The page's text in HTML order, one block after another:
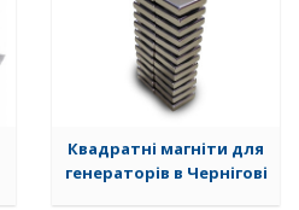
Квадратні магніти для
генераторів в Чернігові